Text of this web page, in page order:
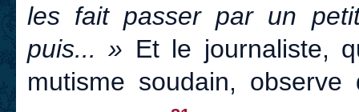
les fait passer par un
puis... » Et le journaliste,
mutisme soudain,